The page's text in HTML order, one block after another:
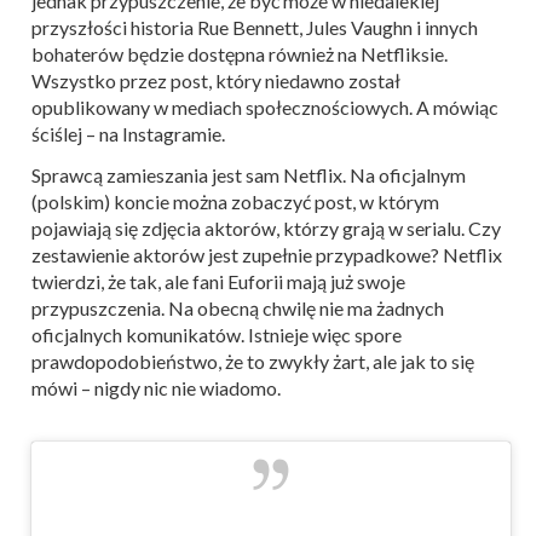
przyszłości historia Rue Bennett, Jules Vaughn i innych
bohaterów będzie dostępna również na Netfliksie.
Wszystko przez post, który niedawno został
opublikowany w mediach społecznościowych. A mówiąc
ściślej – na Instagramie.
Sprawcą zamieszania jest sam Netflix. Na oficjalnym
(polskim) koncie można zobaczyć post, w którym
pojawiają się zdjęcia aktorów, którzy grają w serialu. Czy
zestawienie aktorów jest zupełnie przypadkowe? Netflix
twierdzi, że tak, ale fani Euforii mają już swoje
przypuszczenia. Na obecną chwilę nie ma żadnych
oficjalnych komunikatów. Istnieje więc spore
prawdopodobieństwo, że to zwykły żart, ale jak to się
mówi – nigdy nic nie wiadomo.